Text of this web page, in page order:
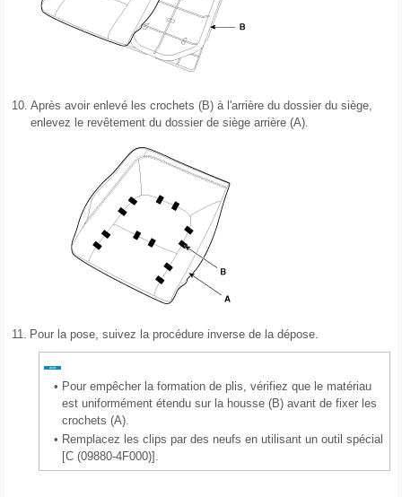
10. Après avoir enlevé les crochets (B) à l'arrière du dossier du siège,
enlevez le revêtement du dossier de siège arrière (A).
11. Pour la pose, suivez la procédure inverse de la dépose.
• Pour empêcher la formation de plis, vérifiez que le matériau
est uniformément étendu sur la housse (B) avant de fixer les
crochets (A).
• Remplacez les clips par des neufs en utilisant un outil spécial
[C (09880-4F000)].